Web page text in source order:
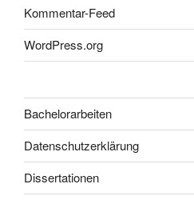
Kommentar-Feed
WordPress.org
Bachelorarbeiten
Datenschutzerklärung
Dissertationen